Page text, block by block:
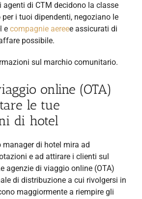
agenti di CTM decidono la classe
i tuoi dipendenti, negoziano le
e compagnie aereee assicurati di
possibile.
sul marchio comunitario.
online (OTA)
le tue
di hotel
manager di hotel mira ad
e ad attirare i clienti sul
agenzie di viaggio online (OTA)
di distribuzione a cui rivolgersi in
maggiormente a riempire gli